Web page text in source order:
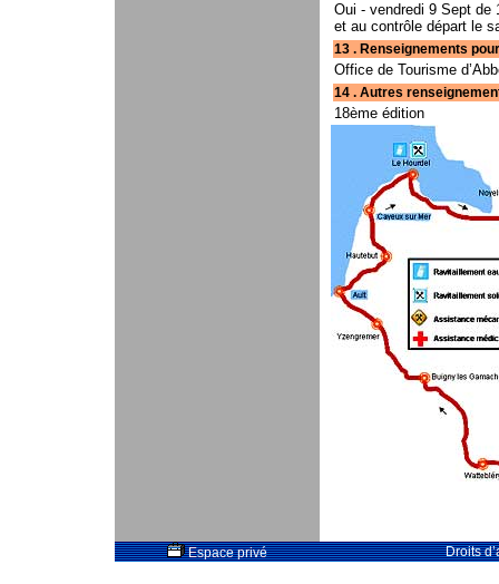
Oui - vendredi 9 Sept de
et au contrôle départ le
13 . Renseignements pour
Office de Tourisme
14 . Autres renseignements
18ème édition
Espace privé Droits